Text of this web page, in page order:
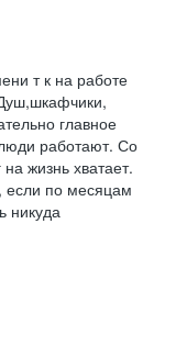
т к на работе
главное
работают. Со
жизнь хватает.
если по месяцам
никуда